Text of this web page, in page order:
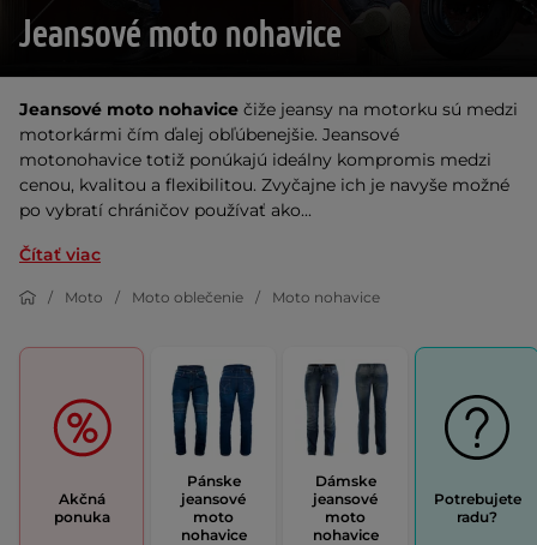
Jeansové moto nohavice
Jeansové moto nohavice čiže jeansy na motorku sú medzi
motorkármi čím ďalej obľúbenejšie. Jeansové
motonohavice totiž ponúkajú ideálny kompromis medzi
cenou, kvalitou a flexibilitou. Zvyčajne ich je navyše možné
po vybratí chráničov používať ako...
Čítať viac
Moto Moto oblečenie Moto nohavice
Akčná
ponuka
Pánske
jeansové
moto
nohavice
Dámske
jeansové
moto
nohavice
Potrebujete
radu?